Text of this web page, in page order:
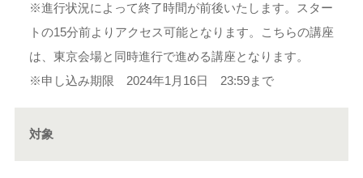
※進行状況によって終了時間が前後いたします。スター
トの15分前よりアクセス可能となります。こちらの講座
は、東京会場と同時進行で進める講座となります。
※申し込み期限 2024年1月16日 23:59まで
対象